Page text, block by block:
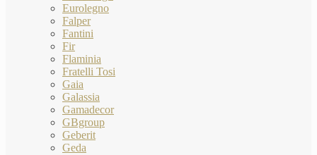
Eurolegno
Falper
Fantini
Fir
Flaminia
Fratelli Tosi
Gaia
Galassia
Gamadecor
GBgroup
Geberit
Geda